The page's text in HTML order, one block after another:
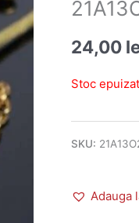
24,00
Stoc epuizat
SKU:
Adauga